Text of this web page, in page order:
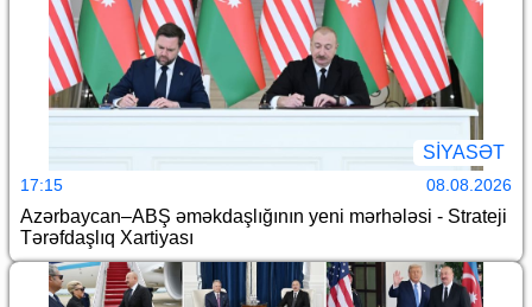
SİYASƏT
17:15 08.08.2026
Azərbaycan–ABŞ əməkdaşlığının yeni mərhələsi - Strateji
Tərəfdaşlıq Xartiyası